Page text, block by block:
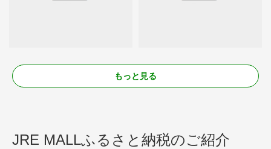
もっと見る
JRE MALLふるさと納税のご紹介